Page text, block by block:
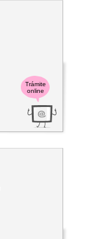
Trámite
online